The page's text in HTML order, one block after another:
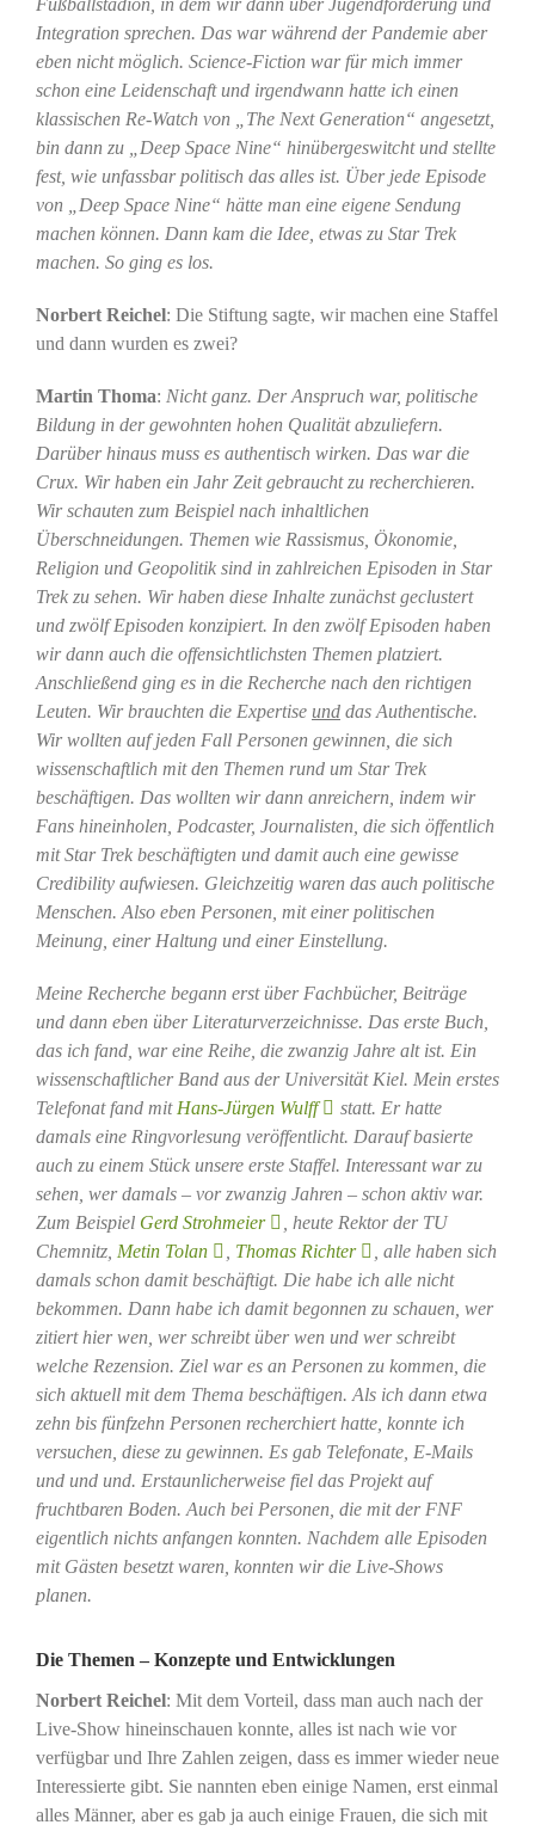
Fußballstadion, in dem wir dann über Jugendförderung und
Integration sprechen. Das war während der Pandemie aber
eben nicht möglich. Science-Fiction war für mich immer
schon eine Leidenschaft und irgendwann hatte ich einen
klassischen Re-Watch von „The Next Generation“ angesetzt,
bin dann zu „Deep Space Nine“ hinübergeswitcht und stellte
fest, wie unfassbar politisch das alles ist. Über jede Episode
von „Deep Space Nine“ hätte man eine eigene Sendung
machen können. Dann kam die Idee, etwas zu Star Trek
machen. So ging es los.
Norbert Reichel: Die Stiftung sagte, wir machen eine Staffel
und dann wurden es zwei?
Martin Thoma: Nicht ganz. Der Anspruch war, politische
Bildung in der gewohnten hohen Qualität abzuliefern.
Darüber hinaus muss es authentisch wirken. Das war die
Crux. Wir haben ein Jahr Zeit gebraucht zu recherchieren.
Wir schauten zum Beispiel nach inhaltlichen
Überschneidungen. Themen wie Rassismus, Ökonomie,
Religion und Geopolitik sind in zahlreichen Episoden in Star
Trek zu sehen. Wir haben diese Inhalte zunächst geclustert
und zwölf Episoden konzipiert. In den zwölf Episoden haben
wir dann auch die offensichtlichsten Themen platziert.
Anschließend ging es in die Recherche nach den richtigen
Leuten. Wir brauchten die Expertise unddas Authentische.
Wir wollten auf jeden Fall Personen gewinnen, die sich
wissenschaftlich mit den Themen rund um Star Trek
beschäftigen. Das wollten wir dann anreichern, indem wir
Fans hineinholen, Podcaster, Journalisten, die sich öffentlich
mit Star Trek beschäftigten und damit auch eine gewisse
Credibility aufwiesen. Gleichzeitig waren das auch politische
Menschen. Also eben Personen, mit einer politischen
Meinung, einer Haltung und einer Einstellung.
Meine Recherche begann erst über Fachbücher, Beiträge
und dann eben über Literaturverzeichnisse. Das erste Buch,
das ich fand, war eine Reihe, die zwanzig Jahre alt ist. Ein
wissenschaftlicher Band aus der Universität Kiel. Mein erstes
Telefonat fand mit Hans-Jürgen Wulff
statt. Er hatte
damals eine Ringvorlesung veröffentlicht. Darauf basierte
auch zu einem Stück unsere erste Staffel. Interessant war zu
sehen, wer damals – vor zwanzig Jahren – schon aktiv war.
Zum Beispiel Gerd Strohmeier
, heute Rektor der TU
Chemnitz, Metin Tolan Thomas Richter
, alle haben sich
damals schon damit beschäftigt. Die habe ich alle nicht
bekommen. Dann habe ich damit begonnen zu schauen, wer
zitiert hier wen, wer schreibt über wen und wer schreibt
welche Rezension. Ziel war es an Personen zu kommen, die
sich aktuell mit dem Thema beschäftigen. Als ich dann etwa
zehn bis fünfzehn Personen recherchiert hatte, konnte ich
versuchen, diese zu gewinnen. Es gab Telefonate, E-Mails
und und und. Erstaunlicherweise fiel das Projekt auf
fruchtbaren Boden. Auch bei Personen, die mit der FNF
eigentlich nichts anfangen konnten. Nachdem alle Episoden
mit Gästen besetzt waren, konnten wir die Live-Shows
planen.
Die Themen – Konzepte und Entwicklungen
Norbert Reichel: Mit dem Vorteil, dass man auch nach der
Live-Show hineinschauen konnte, alles ist nach wie vor
verfügbar und Ihre Zahlen zeigen, dass es immer wieder neue
Interessierte gibt. Sie nannten eben einige Namen, erst einmal
alles Männer, aber es gab ja auch einige Frauen, die sich mit